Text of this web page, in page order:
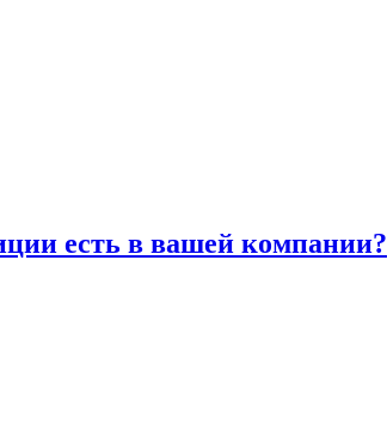
есть в вашей компании?